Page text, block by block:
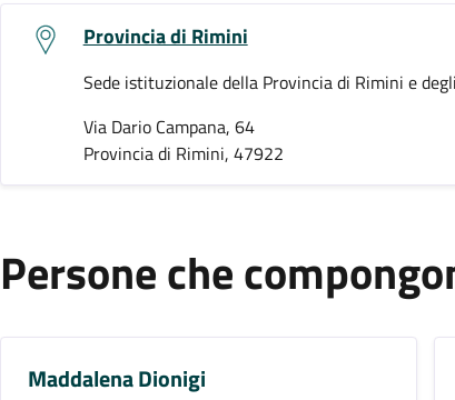
Provincia di Rimini
Sede istituzionale della Provincia di Rimini e
Via Dario Campana, 64
Provincia di Rimini, 47922
Persone che
Maddalena Dionigi